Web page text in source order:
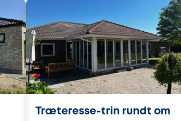
Træteresse-trin rundt om